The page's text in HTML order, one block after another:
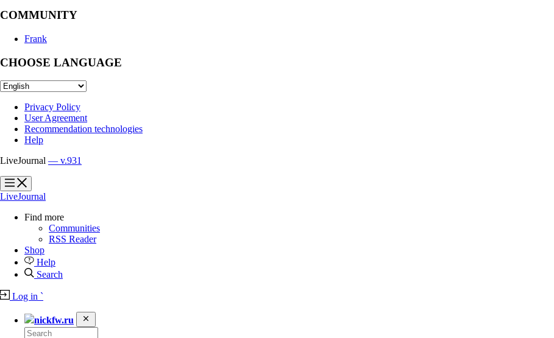
COMMUNITY
Frank
CHOOSE LANGUAGE
Privacy Policy
User Agreement
Recommendation technologies
Help
LiveJournal — v.931
?
?
LiveJournal
Find more
Communities
RSS Reader
Shop
Help
Search
Log in `
nickfw.ru